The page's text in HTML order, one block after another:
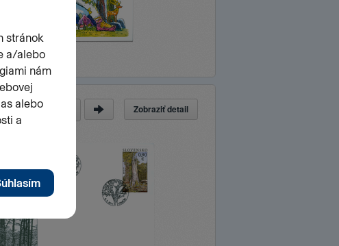
Zobraziť detail
Stránka